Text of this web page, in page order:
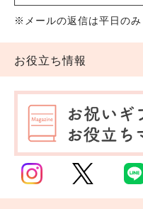
※メールの返信は平日のみ
お役立ち情報